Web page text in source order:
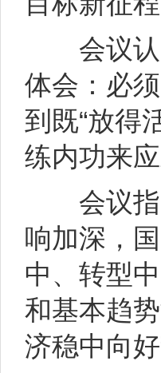
会议认
体会：必
到既“放得
练内功来
会议指
响加深，
中、转型
和基本趋
济稳中向好